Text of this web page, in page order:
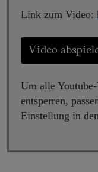
Abspielen wird
von YouTube
mitgeteilt,
in Ihrem
YouTube Ihr
zuzuordnen.
vorher aus
Anbieter
Link zum Video:
Video
Um alle
entsperren,
Einstellung in